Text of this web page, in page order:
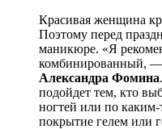
Красивая женщина
Поэтому перед
маникюре. «Я
комбинированный, —
Александра Фомина
подойдет тем, кто
ногтей или по каким-
покрытие гелем или